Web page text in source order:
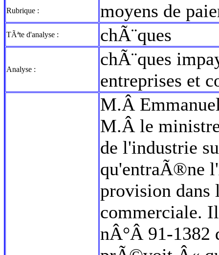
Rubrique : moyens de
TÃªte d'analyse : chÃ¨ques
Analyse :
chÃ¨ques
entreprises et
M.Â
M.Â le
de l'industrie
qu'entraÃ®ne
provision
commerciale.
nÂ°Â 91-1382